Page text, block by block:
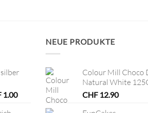
1.00Aktueller
NEUE PRODUKTE
Colour Mill Choco
Natural White
CHF12.90